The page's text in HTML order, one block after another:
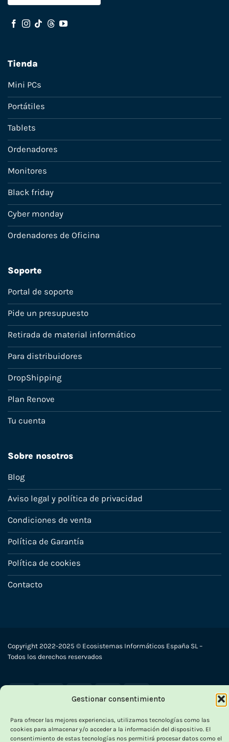
Gestionar consentimiento
Para ofrecer las mejores experiencias, utilizamos tecnologías como las
cookies para almacenar y/o acceder a la información del dispositivo. El
consentimiento de estas tecnologías nos permitirá procesar datos como el
Tienda
Mini PCs
Portátiles
Tablets
Ordenadores
Monitores
Black friday
Cyber monday
Ordenadores de Oficina
Soporte
Portal de soporte
Pide un presupuesto
Retirada de material informático
Para distribuidores
DropShipping
Plan Renove
Tu cuenta
Sobre nosotros
Blog
Aviso legal y política de privacidad
Condiciones de venta
Política de Garantía
Política de cookies
Contacto
Copyright 2022-2025 © Ecosistemas Informáticos España SL –
Todos los derechos reservados
On
Delivery